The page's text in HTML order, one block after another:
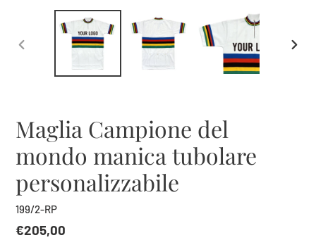
PRECEDENTE
Maglia Campione del
mondo manica tubolare
personalizzabile
199/2-RP
Prezzo
€205,00